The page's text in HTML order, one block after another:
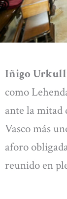
Iñigo
como
ante la mitad
Vasco más
aforo
reunido en